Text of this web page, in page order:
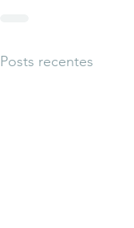
Posts recentes